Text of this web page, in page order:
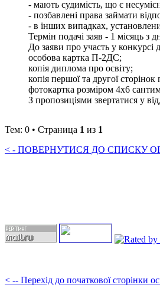
- мають судимість, що є
- позбавлені права займати
- в інших випадках,
Термін подачі заяв - 1 місяць з
До заяви про участь у конкурсі
особова картка П-2ДС;
копія диплома про освіту;
копія першої та другої
фотокартка розміром 4х6
З пропозиціями звертатися у
Тем: 0 • Страница 1 из 1
< - ПОВЕРНУТИСЯ ДО СПИСКУ
< -- Перехід до початкової сторінки